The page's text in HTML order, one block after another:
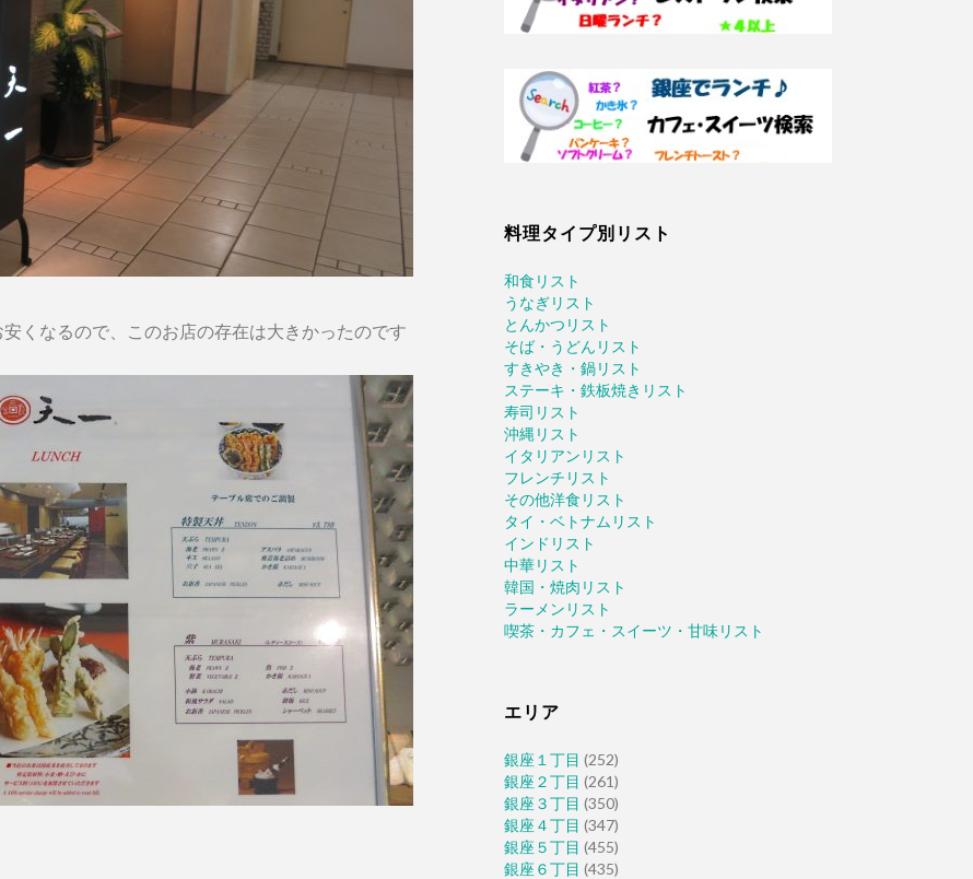
くなるので、このお店の存在は大きかったのです
料理タイプ別リスト
和食リスト
うなぎリスト
とんかつリスト
そば・うどんリスト
すきやき・鍋リスト
ステーキ・鉄板焼きリスト
寿司リスト
沖縄リスト
イタリアンリスト
フレンチリスト
その他洋食リスト
タイ・ベトナムリスト
インドリスト
中華リスト
韓国・焼肉リスト
ラーメンリスト
喫茶・カフェ・スイーツ・甘味リスト
エリア
銀座１丁目 (252)
銀座２丁目 (261)
銀座３丁目 (350)
銀座４丁目 (347)
銀座５丁目 (455)
銀座６丁目 (435)